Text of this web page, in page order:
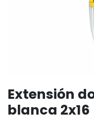
Extensión
blanca 2x16